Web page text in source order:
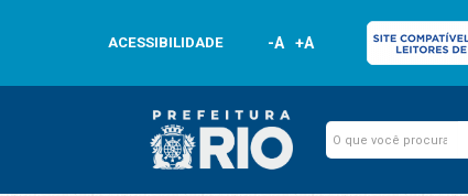
ACESSIBILIDADE -A +A